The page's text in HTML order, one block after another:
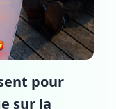
pour
sur la